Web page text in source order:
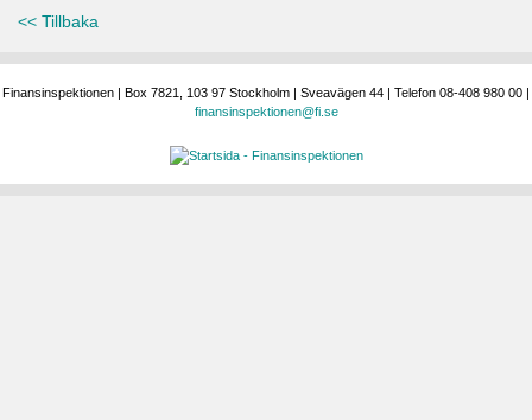
<< Tillbaka
Finansinspektionen | Box 7821, 103 97 Stockholm | Sveavägen 44 | Telefon 08-408 980 00 |
finansinspektionen@fi.se